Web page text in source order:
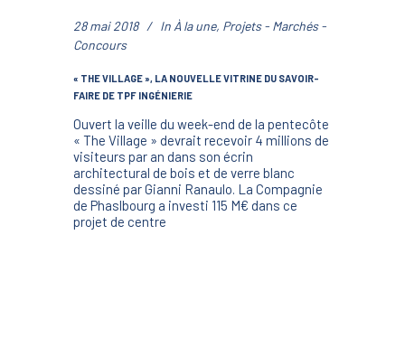
28 mai 2018 In À la une, Projets - Marchés -
Concours
« THE VILLAGE », LA NOUVELLE VITRINE DU SAVOIR-
FAIRE DE TPF INGÉNIERIE
Ouvert la veille du week-end de la pentecôte
« The Village » devrait recevoir 4 millions de
visiteurs par an dans son écrin
architectural de bois et de verre blanc
dessiné par Gianni Ranaulo. La Compagnie
de Phaslbourg a investi 115 M€ dans ce
projet de centre